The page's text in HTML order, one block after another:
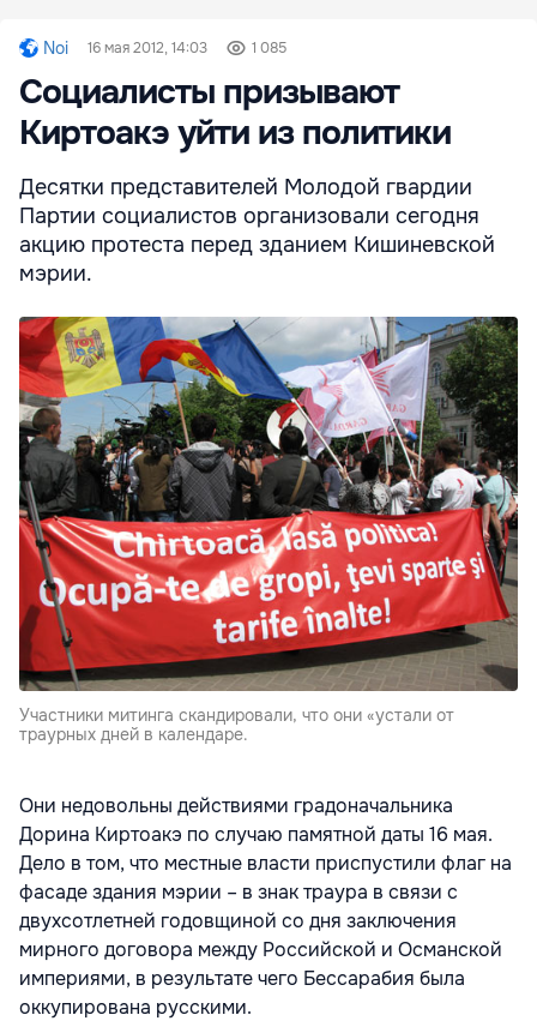
Noi 16 мая 2012, 14:03 1 085
Социалисты призывают
Киртоакэ уйти из политики
Десятки представителей Молодой гвардии
Партии социалистов организовали сегодня
акцию протеста перед зданием Кишиневской
мэрии.
Участники митинга скандировали, что они «устали от
траурных дней в календаре.
Они недовольны действиями градоначальника
Дорина Киртоакэ по случаю памятной даты 16 мая.
Дело в том, что местные власти приспустили флаг на
фасаде здания мэрии – в знак траура в связи с
двухсотлетней годовщиной со дня заключения
мирного договора между Российской и Османской
империями, в результате чего Бессарабия была
оккупирована русскими.